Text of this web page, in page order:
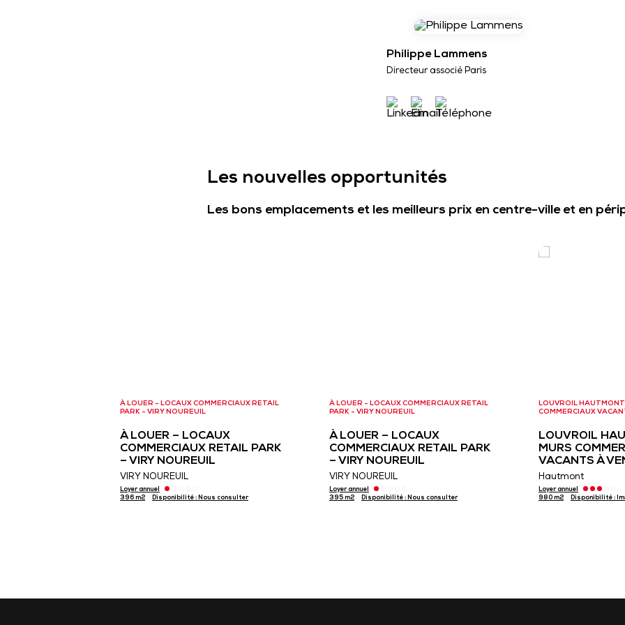
Philippe Lammens
Directeur associé Paris
Les nouvelles opportunités
Les bons emplacements et les meilleurs prix en centre-ville et en
À LOUER - LOCAUX COMMERCIAUX RETAIL
PARK - VIRY NOUREUIL
À LOUER – LOCAUX
COMMERCIAUX RETAIL PARK
– VIRY NOUREUIL
VIRY NOUREUIL
Loyer annuel
396 m2
Disponibilité : Nous consulter
À LOUER - LOCAUX COMMERCIAUX RETAIL
PARK - VIRY NOUREUIL
À LOUER – LOCAUX
COMMERCIAUX RETAIL PARK
– VIRY NOUREUIL
VIRY NOUREUIL
Loyer annuel
395 m2
Disponibilité : Nous consulter
LOUVROIL
COMMERCIAUX
LOUVROIL
MURS
VACANTS À
Hautmont
Loyer annuel
980 m2
Disponibilité :